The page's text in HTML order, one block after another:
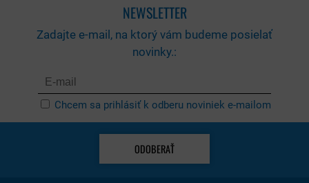
NEWSLETTER
Zadajte e-mail, na ktorý vám budeme posielať
novinky.:
Chcem sa prihlásiť k odberu noviniek e-mailom
ODOBERAŤ